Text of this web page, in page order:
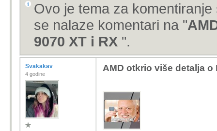
Ovo je tema za
se nalaze komentari na "
9070 XT i RX ".
Svakakav
4 godine
AMD otkrio više detalja o